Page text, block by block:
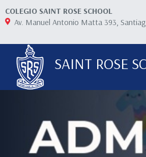
COLEGIO SAINT ROSE SCHOOL
Av. Manuel Antonio Matta 393,
SAINT ROSE